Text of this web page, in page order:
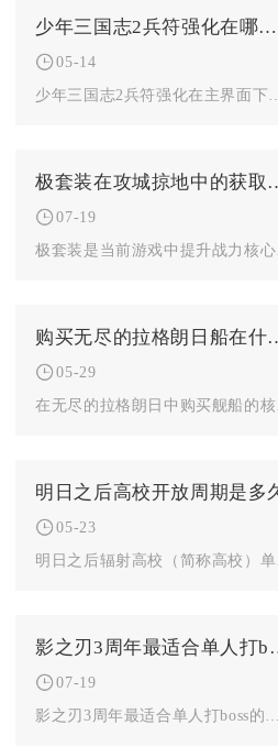
少年三国志2兵符强化在哪个界面可以进行
05-14
极套装在攻城
07-19
购买无尽的
05-29
明日之后高校开放周期是多
05-23
影之刃3周
07-19